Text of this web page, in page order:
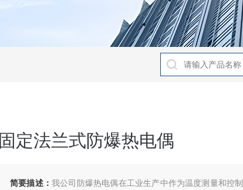
固定法兰式防爆热电偶
简要描述： 我公司防爆热电偶在工业生产中作为温度测量和控